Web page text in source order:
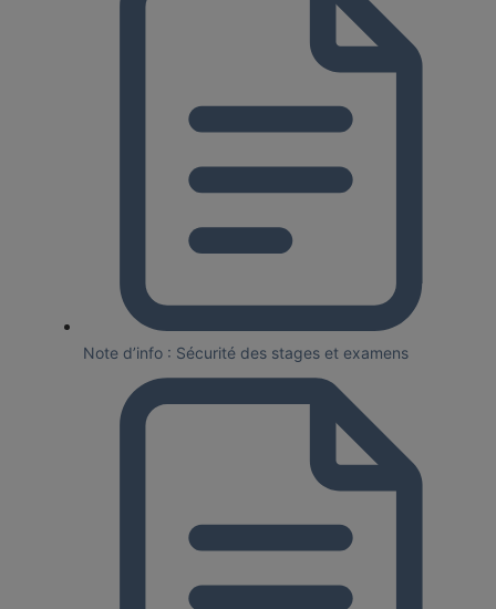
Note d’info : Sécurité des stages et examens